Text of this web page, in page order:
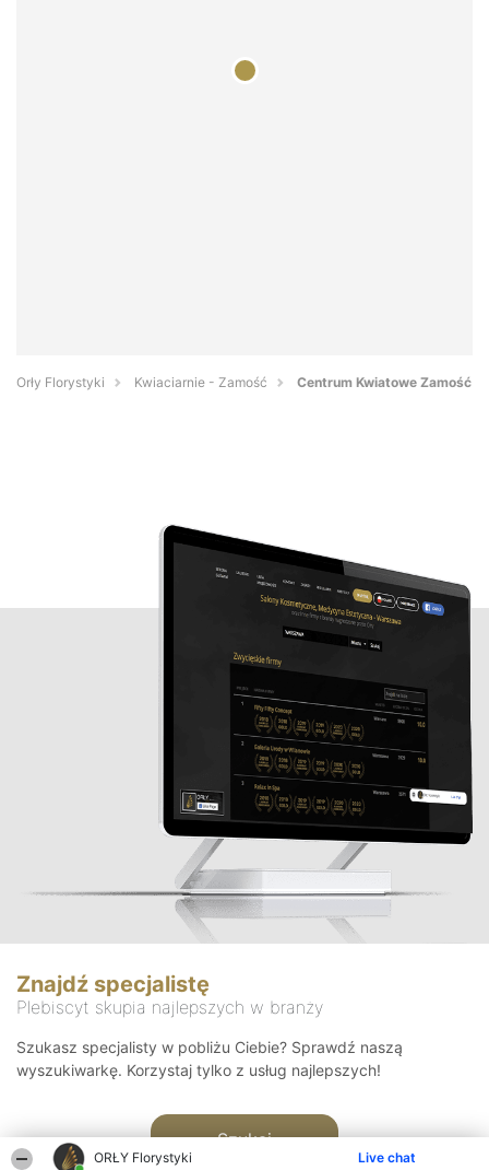
ORŁY Florystyki Live chat
Orły Florystyki Kwiaciarnie - Zamość Centrum Kwiatowe Zamość
Znajdź specjalistę
Plebiscyt skupia najlepszych w branży
Szukasz specjalisty w pobliżu Ciebie? Sprawdź naszą
wyszukiwarkę. Korzystaj tylko z usług najlepszych!
Szukaj